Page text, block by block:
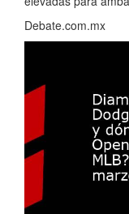
Debate.com.mx